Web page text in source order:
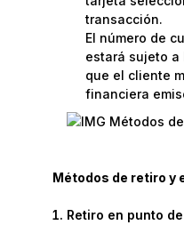
transacción.
El número de
estará sujeto
que el cliente
financiera
Métodos de retiro y
Retiro en punto